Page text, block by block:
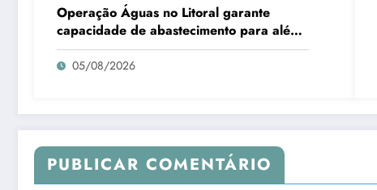
Operação Águas no Litoral garante
capacidade de abastecimento para além
da alta temporada
05/08/2026
PUBLICAR COMENTÁRIO